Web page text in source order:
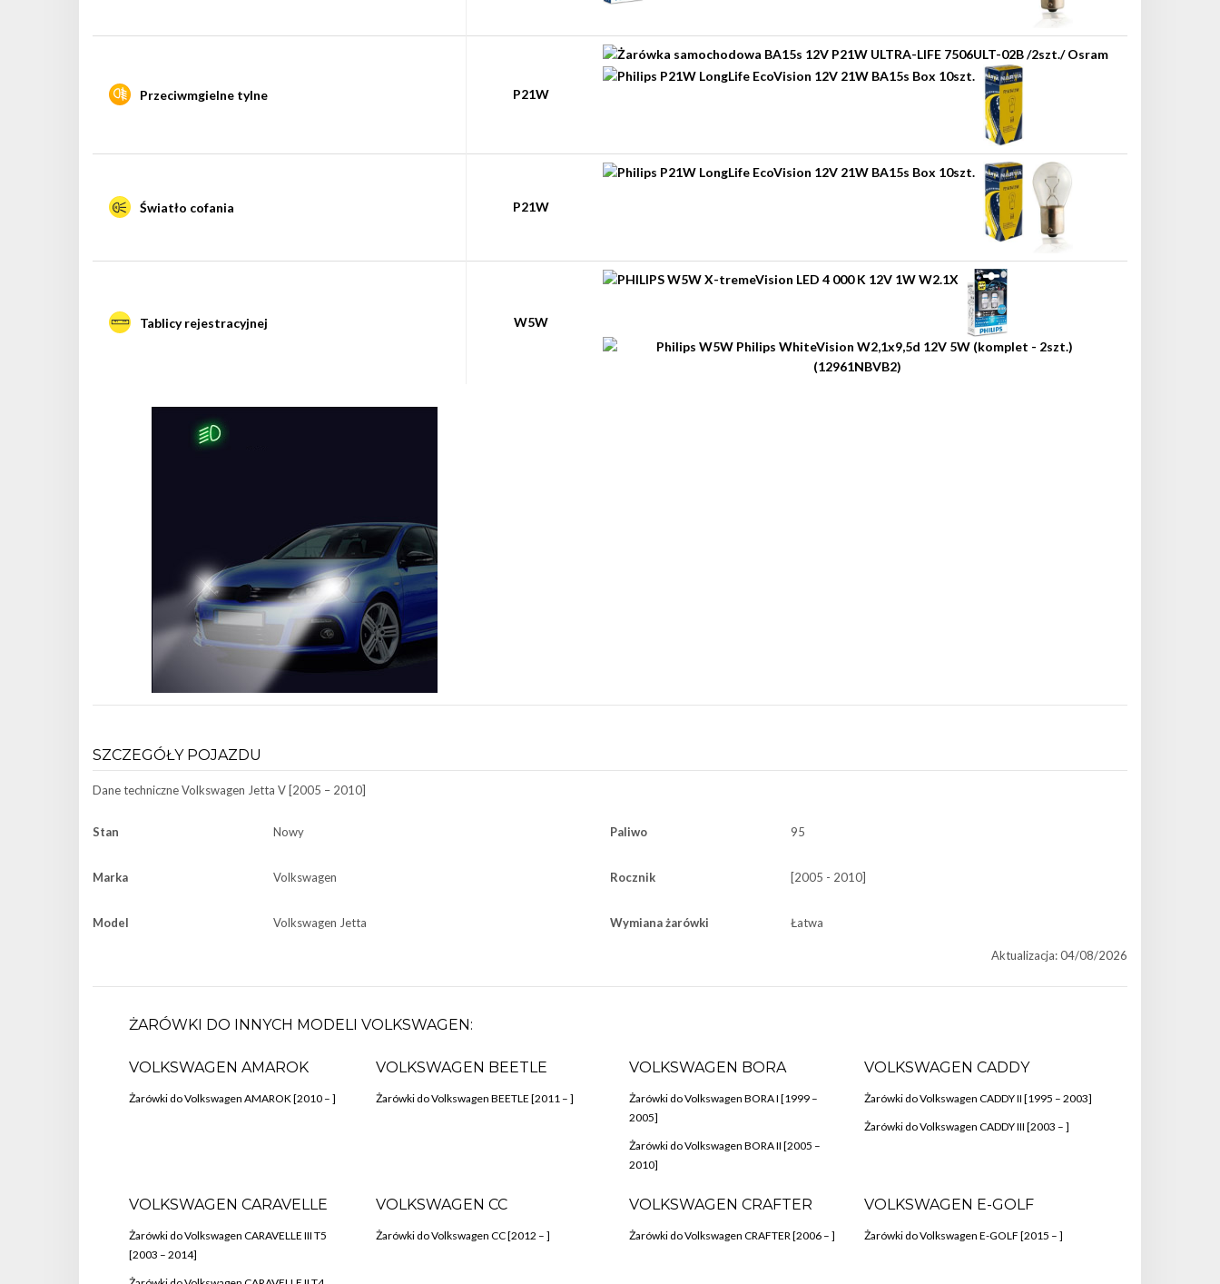
Przeciwmgielne tylne P21W
Światło cofania P21W
Tablicy rejestracyjnej W5W
SZCZEGÓŁY POJAZDU
Dane techniczneVolkswagen Jetta V [2005 – 2010]
Stan Nowy
Marka Volkswagen
Model Volkswagen Jetta
Paliwo 95
Rocznik [2005 - 2010]
Wymiana żarówki Łatwa
Aktualizacja: 04/08/2026
ŻARÓWKI DO INNYCH MODELI VOLKSWAGEN:
VOLKSWAGEN AMAROK
Żarówki do Volkswagen AMAROK [2010 – ]
VOLKSWAGEN BEETLE
Żarówki do Volkswagen BEETLE [2011 – ]
VOLKSWAGEN BORA
Żarówki do Volkswagen BORA I [1999 –
2005]
Żarówki do Volkswagen BORA II [2005 –
2010]
VOLKSWAGEN CADDY
Żarówki do Volkswagen CADDY II [1995 – 2003]
Żarówki do Volkswagen CADDY III [2003 – ]
VOLKSWAGEN CARAVELLE
Żarówki do Volkswagen CARAVELLE III T5
[2003 – 2014]
VOLKSWAGEN CC
Żarówki do Volkswagen CC [2012 – ]
VOLKSWAGEN CRAFTER
Żarówki do Volkswagen CRAFTER [2006 – ]
VOLKSWAGEN E-GOLF
Żarówki do Volkswagen E-GOLF [2015 – ]